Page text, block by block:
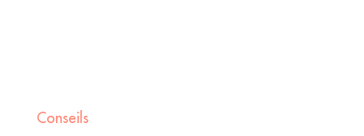
Conseils